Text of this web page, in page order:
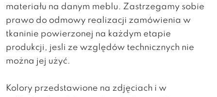
materiału na danym meblu. Zastrzegamy sobie
prawo do odmowy realizacji zamówienia w
tkaninie powierzonej na każdym etapie
produkcji, jesli ze względów technicznych nie
można jej użyć.
Kolory przedstawione na zdjęciach i w